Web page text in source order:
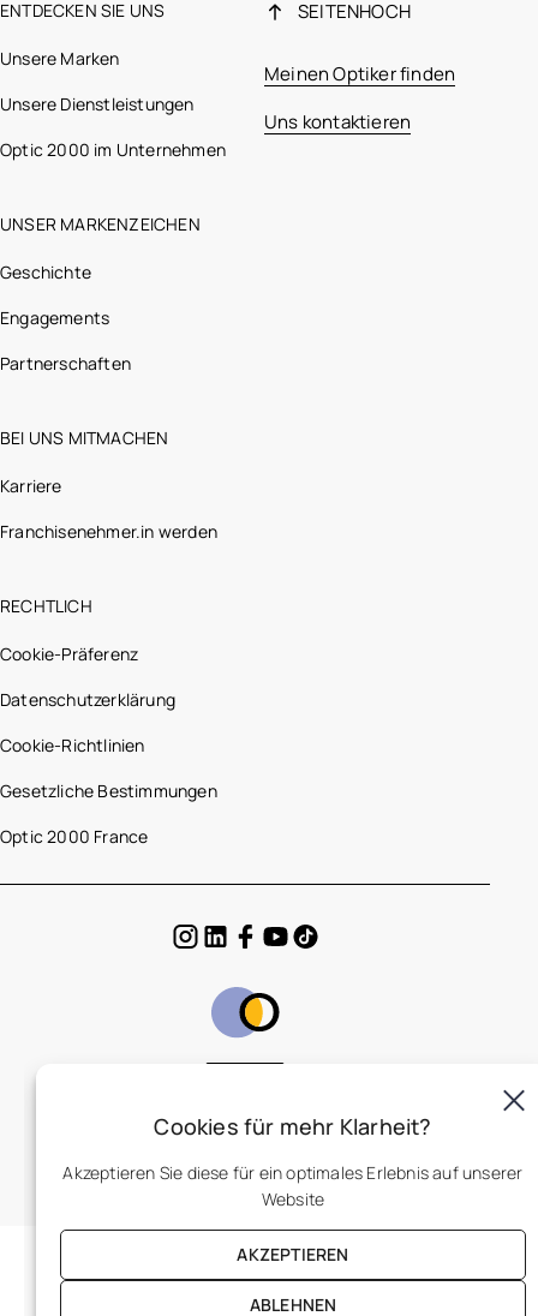
ENTDECKEN SIE UNS
Unsere Marken
Unsere Dienstleistungen
Optic 2000 im Unternehmen
UNSER MARKENZEICHEN
Geschichte
Engagements
Partnerschaften
BEI UNS MITMACHEN
Karriere
Franchisenehmer.in werden
RECHTLICH
Cookie-Präferenz
Datenschutzerklärung
Cookie-Richtlinien
Gesetzliche Bestimmungen
Optic 2000 France
SEITENHOCH
Meinen Optiker finden
Uns kontaktieren
Cookies für mehr Klarheit?
Akzeptieren Sie diese für ein optimales Erlebnis auf unserer
Website
AKZEPTIEREN
ABLEHNEN